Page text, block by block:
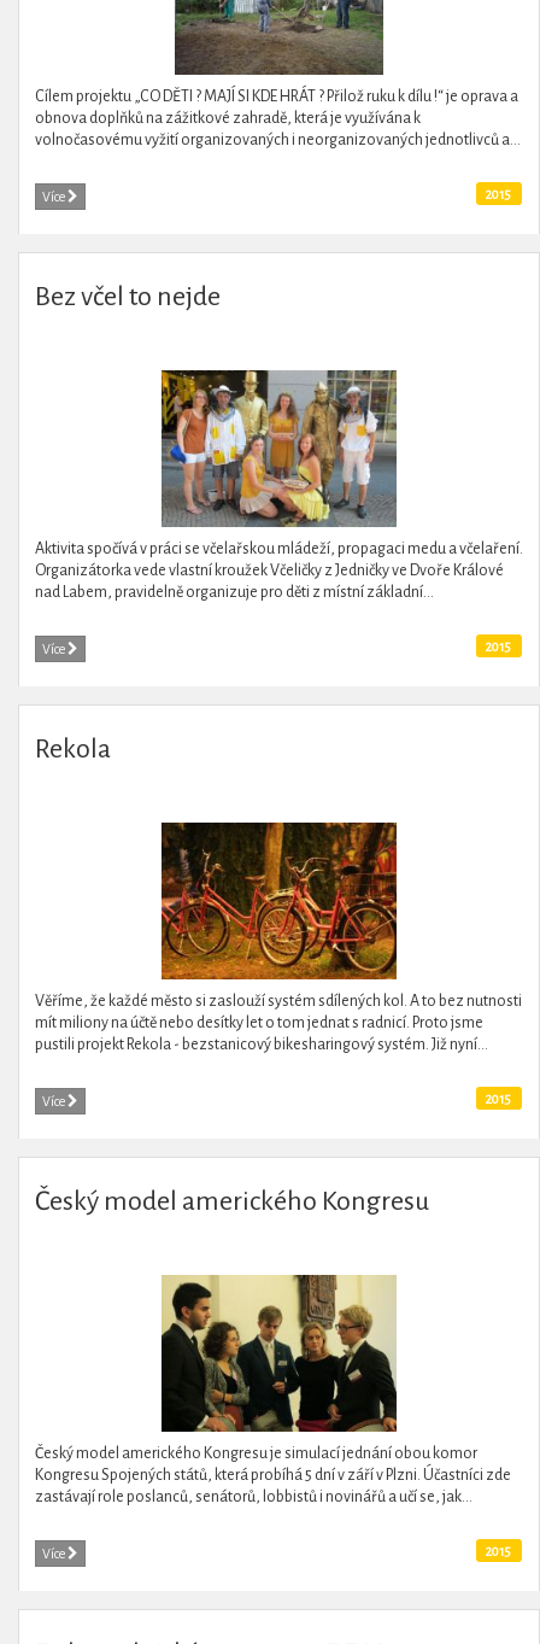
Cílem projektu „CO DĚTI ? MAJÍ SI KDE HRÁT ? Přilož ruku k dílu !“ je oprava a
obnova doplňků na zážitkové zahradě, která je využívána k
volnočasovému vyžití organizovaných i neorganizovaných jednotlivců a...
Více 2015
Bez včel to nejde
Aktivita spočívá v práci se včelařskou mládeží, propagaci medu a včelaření.
Organizátorka vede vlastní kroužek Včeličky z Jedničky ve Dvoře Králové
nad Labem, pravidelně organizuje pro děti z místní základní...
Více 2015
Rekola
Věříme, že každé město si zaslouží systém sdílených kol. A to bez nutnosti
mít miliony na účtě nebo desítky let o tom jednat s radnicí. Proto jsme
pustili projekt Rekola - bezstanicový bikesharingový systém. Již nyní...
Více 2015
Český model amerického Kongresu
Český model amerického Kongresu je simulací jednání obou komor
Kongresu Spojených států, která probíhá 5 dní v září v Plzni. Účastníci zde
zastávají role poslanců, senátorů, lobbistů i novinářů a učí se, jak...
Více 2015